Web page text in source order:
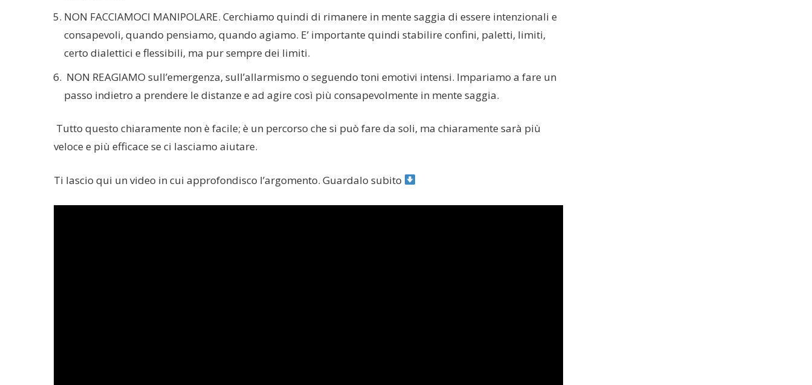
NON FACCIAMOCI MANIPOLARE. Cerchiamo quindi di rimanere in mente saggia di essere intenzionali e
consapevoli, quando pensiamo, quando agiamo. E’ importante quindi stabilire confini, paletti, limiti,
certo dialettici e flessibili, ma pur sempre dei limiti.
NON REAGIAMO sull’emergenza, sull’allarmismo o seguendo toni emotivi intensi. Impariamo a fare un
passo indietro a prendere le distanze e ad agire così più consapevolmente in mente saggia.
Tutto questo chiaramente non è facile; è un percorso che si può fare da soli, ma chiaramente sarà più
veloce e più efficace se ci lasciamo aiutare.
Ti lascio qui un video in cui approfondisco l’argomento. Guardalo subito